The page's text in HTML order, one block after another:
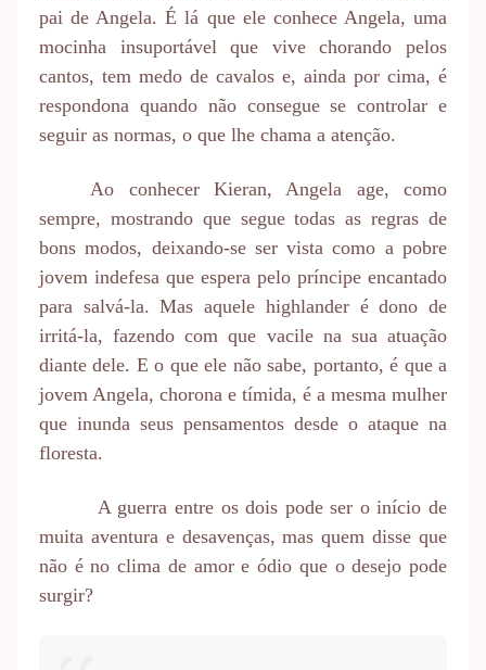
pai de Angela. É lá que ele conhece Angela, uma
mocinha insuportável que vive chorando pelos
cantos, tem medo de cavalos e, ainda por cima, é
respondona quando não consegue se controlar e
seguir as normas, o que lhe chama a atenção.
Ao conhecer Kieran, Angela age, como
sempre, mostrando que segue todas as regras de
bons modos, deixando-se ser vista como a pobre
jovem indefesa que espera pelo príncipe encantado
para salvá-la. Mas aquele highlander é dono de
irritá-la, fazendo com que vacile na sua atuação
diante dele. E o que ele não sabe, portanto, é que a
jovem Angela, chorona e tímida, é a mesma mulher
que inunda seus pensamentos desde o ataque na
floresta.
A guerra entre os dois pode ser o início de
muita aventura e desavenças, mas quem disse que
não é no clima de amor e ódio que o desejo pode
surgir?